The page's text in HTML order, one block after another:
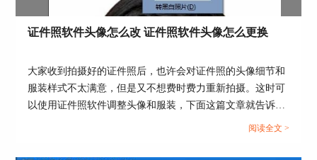
证件照软件头像怎么改 证件照软件头像怎么更换
大家收到拍摄好的证件照后，也许会对证件照的头像细节和
服装样式不太满意，但是又不想费时费力重新拍摄。这时可
以使用证件照软件调整头像和服装，下面这篇文章就告诉大
家证件照软件头像怎么改，证件照软件头像怎么更换。...
阅读全文 >